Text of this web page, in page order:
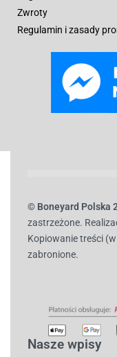
Zwroty
Regulamin i zasady
© Boneyard Polska
zastrzeżone.
Kopiowanie treści
zabronione.
Nasze wpisy